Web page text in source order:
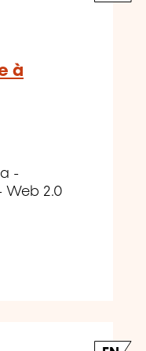
à
-
Web 2.0